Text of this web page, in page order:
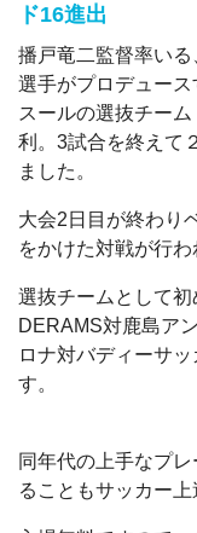
ド16進出
播戸竜二監督率い
選手がプロデュー
スールの選抜チー
利。3試合を終えて
ました。
大会2日目が終わり
をかけた対戦が行わ
選抜チームとして
DERAMS対鹿島ア
ロナ対バディーサ
す。
同年代の上手なプ
ることもサッカー上